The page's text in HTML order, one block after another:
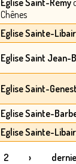
Eglise Saint-Rémy
Chênes
Eglise Sainte-
Eglise Saint Jean-
Eglise Saint-Genest
Eglise Sainte-
Eglise Sainte-
2 ›